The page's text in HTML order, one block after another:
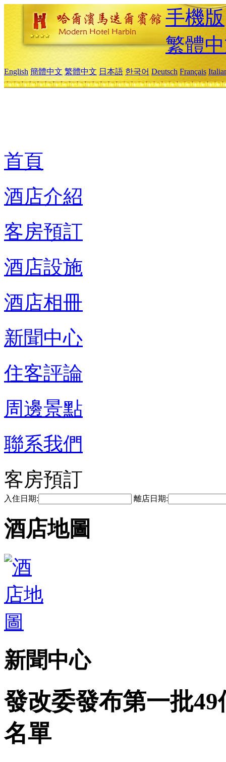
手機版
繁體
English 簡體中文 繁體中文 日本語 한국어 Deutsch Français
首頁
酒店介紹
客房預訂
酒店設施
酒店相冊
新聞中心
住客評論
周邊景點
聯系我們
客房預訂
入住日期: 離店日期:
酒店地圖
新聞中心
發改委發布第一批
名單